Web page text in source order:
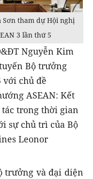
Sơn tham dự Hội nghị
3 lần thứ 5
Nguyễn Kim
Bộ trưởng
với chủ đề
ASEAN: Kết
trong thời gian
sự chủ trì của Bộ
Leonor
trưởng và đại diện